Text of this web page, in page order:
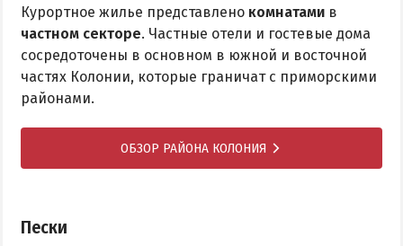
Курортное жилье представлено комнатами в
частном секторе. Частные отели и гостевые дома
сосредоточены в основном в южной и восточной
частях Колонии, которые граничат с приморскими
районами.
ОБЗОР РАЙОНА КОЛОНИЯ
Пески